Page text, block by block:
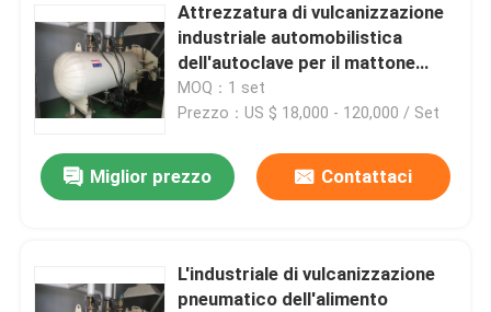
Attrezzatura di vulcanizzazione
industriale automobilistica
dell'autoclave per il mattone
della calce della sabbia del
vapore
MOQ：1 set
Prezzo：US $ 18,000 - 120,000 / Set
Miglior prezzo Contattaci
L'industriale di vulcanizzazione
pneumatico dell'alimento